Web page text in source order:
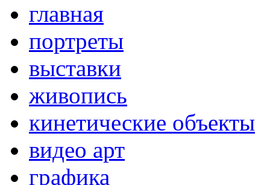
главная
портреты
выставки
живопись
кинетические объекты
видео арт
графика